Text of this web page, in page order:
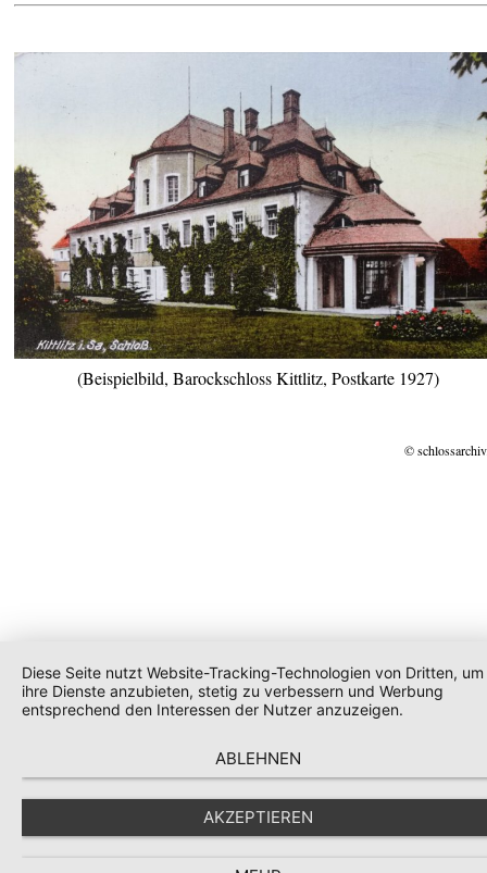
(Beispielbild, Barockschloss Kittlitz, Postkarte 1927)
©
Diese Seite nutzt Website-Tracking-Technologien von Dritten, um
ihre Dienste anzubieten, stetig zu verbessern und Werbung
entsprechend den Interessen der Nutzer anzuzeigen.
ABLEHNEN
AKZEPTIEREN